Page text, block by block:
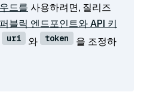
드를 사용하려면, 질리즈
퍼블릭 엔드포인트와 API 키
uri 와 token
을 조정하